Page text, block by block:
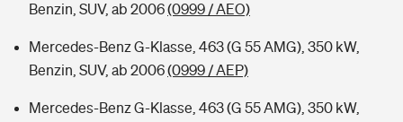
Benzin, SUV, ab 2006(0999 / AEO)
Mercedes-Benz G-Klasse, 463 (G 55 AMG), 350 kW,
Benzin, SUV, ab 2006(0999 / AEP)
Mercedes-Benz G-Klasse, 463 (G 55 AMG), 350 kW,